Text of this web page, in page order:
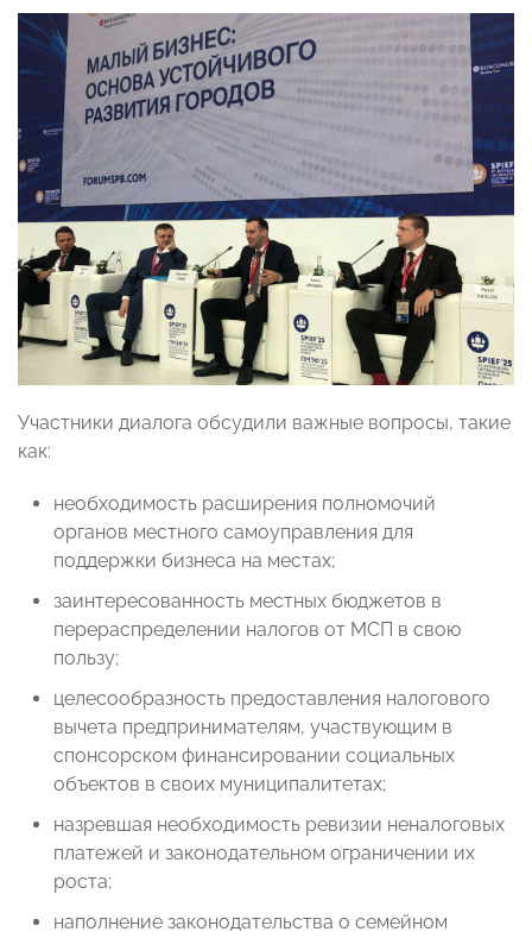
Участники диалога обсудили важные вопросы, такие
как:
необходимость расширения полномочий
органов местного самоуправления для
поддержки бизнеса на местах;
заинтересованность местных бюджетов в
перераспределении налогов от МСП в свою
пользу;
целесообразность предоставления налогового
вычета предпринимателям, участвующим в
спонсорском финансировании социальных
объектов в своих муниципалитетах;
назревшая необходимость ревизии неналоговых
платежей и законодательном ограничении их
роста;
наполнение законодательства о семейном